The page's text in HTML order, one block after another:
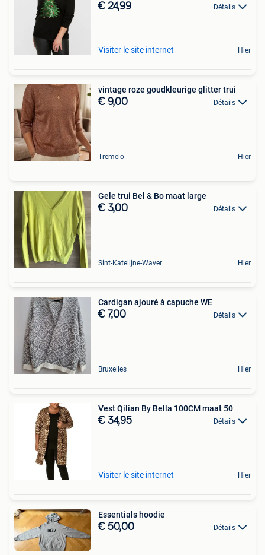
€ 24,99 Détails
Visiter le site internet Hier
vintage roze goudkleurige glitter trui
€ 9,00 Détails
Tremelo Hier
Gele trui Bel & Bo maat large
€ 3,00 Détails
Sint-Katelijne-Waver Hier
Cardigan ajouré à capuche WE
€ 7,00 Détails
Bruxelles Hier
Vest Qilian By Bella 100CM maat 50
€ 34,95 Détails
Visiter le site internet Hier
Essentials hoodie
€ 50,00 Détails